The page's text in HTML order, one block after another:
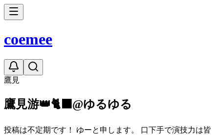
coemee
鷹見
鷹見游👑🐈‍⬛@ゆるゆる
投稿は不定期です！ ゆーと申します。 口下手で演技力は皆